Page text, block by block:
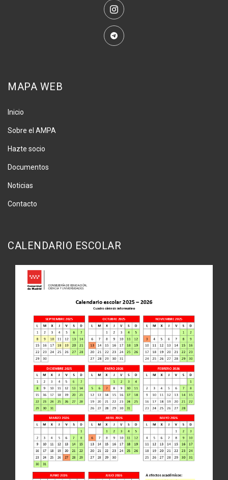
MAPA WEB
Inicio
Sobre el AMPA
Hazte socio
Documentos
Noticias
Contacto
CALENDARIO ESCOLAR